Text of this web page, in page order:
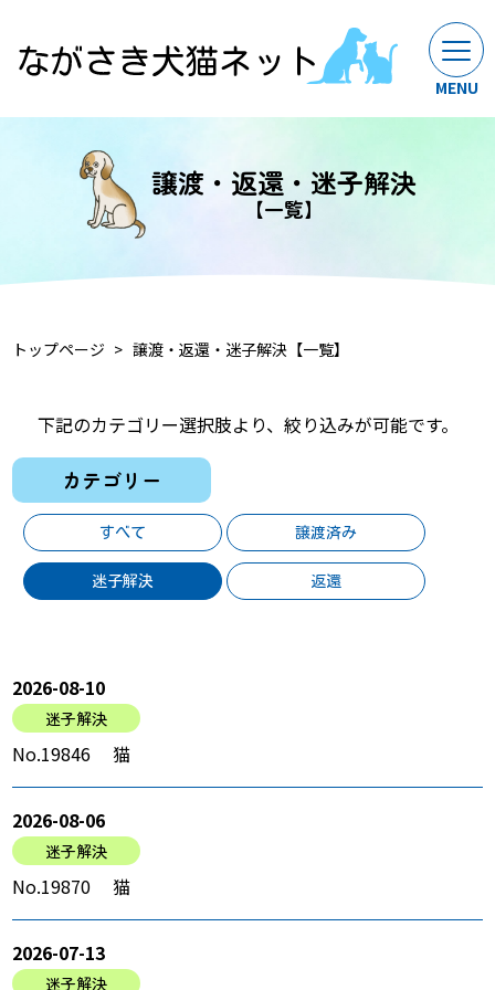
譲渡・返還・迷子解決
【一覧】
トップページ 譲渡・返還・迷子解決【一覧】
下記のカテゴリー選択肢より、絞り込みが可能です。
カテゴリー
すべて 譲渡済み
迷子解決 返還
2026-08-10
迷子解決
No.19846 猫
2026-08-06
迷子解決
No.19870 猫
2026-07-13
迷子解決